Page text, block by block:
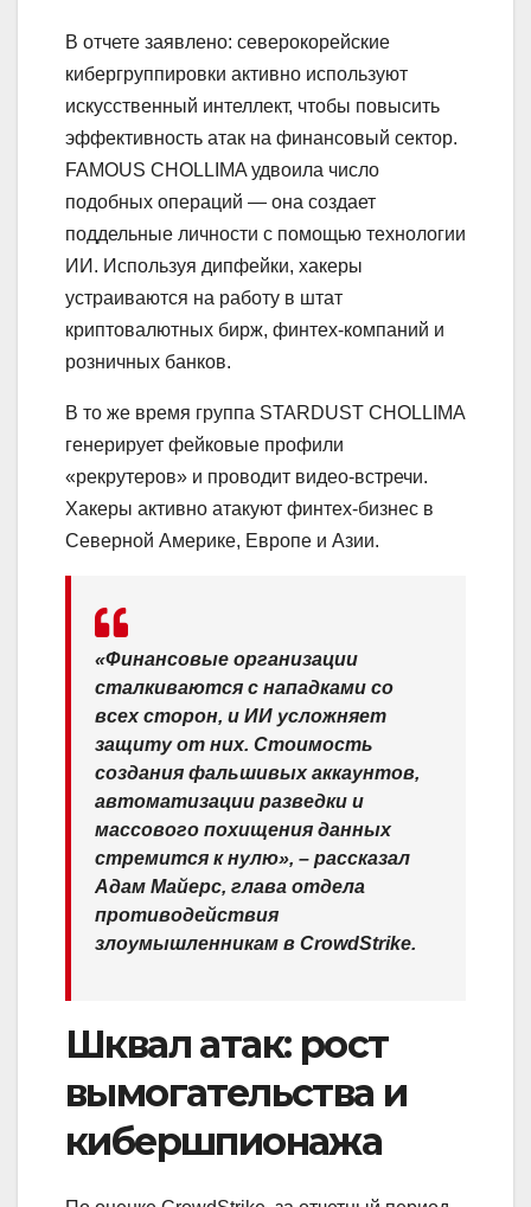
В отчете заявлено: северокорейские
кибергруппировки активно используют
искусственный интеллект, чтобы повысить
эффективность атак на финансовый сектор.
FAMOUS CHOLLIMA удвоила число
подобных операций — она создает
поддельные личности с помощью технологии
ИИ. Используя дипфейки, хакеры
устраиваются на работу в штат
криптовалютных бирж, финтех-компаний и
розничных банков.
В то же время группа STARDUST CHOLLIMA
генерирует фейковые профили
«рекрутеров» и проводит видео-встречи.
Хакеры активно атакуют финтех-бизнес в
Северной Америке, Европе и Азии.
«Финансовые организации
сталкиваются с нападками со
всех сторон, и ИИ усложняет
защиту от них. Стоимость
создания фальшивых аккаунтов,
автоматизации разведки и
массового похищения данных
стремится к нулю», – рассказал
Адам Майерс, глава отдела
противодействия
злоумышленникам в CrowdStrike.
Шквал атак: рост
вымогательства и
кибершпионажа